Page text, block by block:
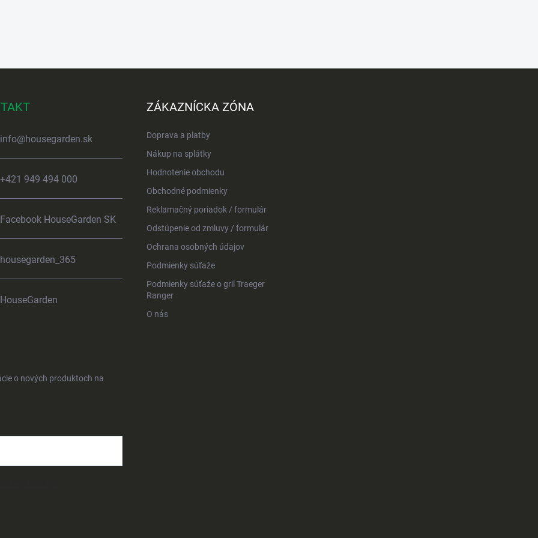
info@housegarden.sk
+421 949 494 000
Facebook HouseGarden SK
housegarden_365
HouseGarden
ZÁKAZNÍCKA ZÓNA
Doprava a platby
Nákup na splátky
Hodnotenie obchodu
Obchodné podmienky
Reklamačný poriadok / formulár
Odstúpenie od zmluvy / formulár
Ochrana osobných údajov
Podmienky súťaže
Podmienky súťaže o gril Traeger
Ranger
O nás
o nových produktoch na